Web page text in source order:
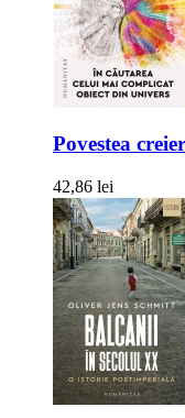
Povestea
42,86 lei